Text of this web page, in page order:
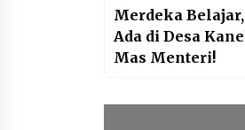
Merdeka Belajar,
Ada di Desa
Mas Menteri!